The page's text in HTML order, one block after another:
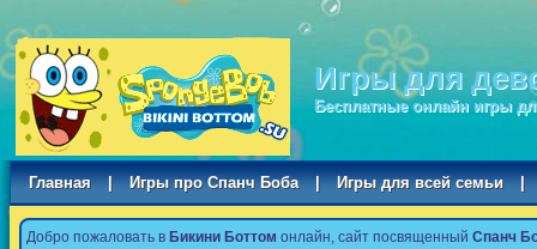
Игры для
Бесплатные онлайн игры
Главная | Игры про Спанч Боба | Игры для всей семьи |
Добро пожаловать в Бикини Боттом онлайн, сайт посвященный Спанч